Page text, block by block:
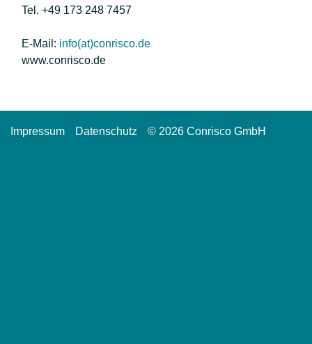
Tel. +49 173 248 7457
E-Mail: info(at)conrisco.de
www.conrisco.de
Impressum Datenschutz © 2026 Conrisco GmbH